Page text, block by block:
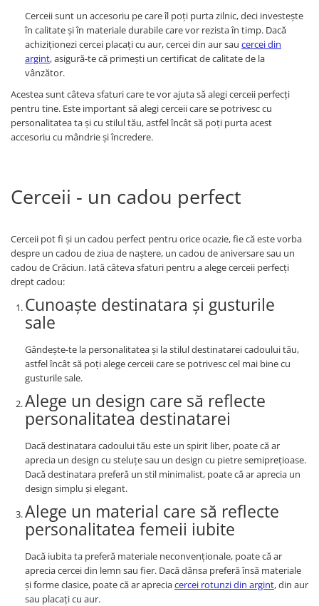
Cerceii sunt un accesoriu pe care îl poți purta zilnic, deci investește
în calitate și în materiale durabile care vor rezista în timp. Dacă
achiziționezi cercei placați cu aur, cercei din aur sau cercei din
argint, asigură-te că primești un certificat de calitate de la
vânzător.
Acestea sunt câteva sfaturi care te vor ajuta să alegi cerceii perfecți
pentru tine. Este important să alegi cerceii care se potrivesc cu
personalitatea ta și cu stilul tău, astfel încât să poți purta acest
accesoriu cu mândrie și încredere.
Cerceii - un cadou perfect
Cerceii pot fi și un cadou perfect pentru orice ocazie, fie că este vorba
despre un cadou de ziua de naștere, un cadou de aniversare sau un
cadou de Crăciun. Iată câteva sfaturi pentru a alege cerceii perfecți
drept cadou:
Cunoaște destinatara și gusturile
sale
Gândește-te la personalitatea și la stilul destinatarei cadoului tău,
astfel încât să poți alege cerceii care se potrivesc cel mai bine cu
gusturile sale.
Alege un design care să reflecte
personalitatea destinatarei
Dacă destinatara cadoului tău este un spirit liber, poate că ar
aprecia un design cu steluțe sau un design cu pietre semiprețioase.
Dacă destinatara preferă un stil minimalist, poate că ar aprecia un
design simplu și elegant.
Alege un material care să reflecte
personalitatea femeii iubite
Dacă iubita ta preferă materiale neconvenționale, poate că ar
aprecia cercei din lemn sau fier. Dacă dânsa preferă însă materiale
și forme clasice, poate că ar apreciacercei rotunzi din argint, din aur
sau placați cu aur.